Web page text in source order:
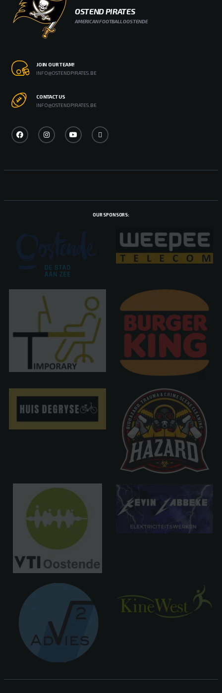
OSTEND PIRATES
AMERICAN FOOTBALL OOSTENDE
JOIN OUR TEAM!
INFO@OSTENDPIRATES.BE
CONTACT US
INFO@OSTENDPIRATES.BE
OUR SPONSORS: